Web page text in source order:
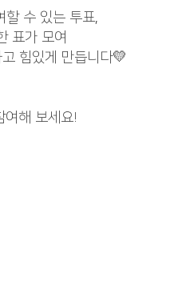
할 수 있는 투표,
표가 모여
힘있게 만듭니다💛
여해 보세요!